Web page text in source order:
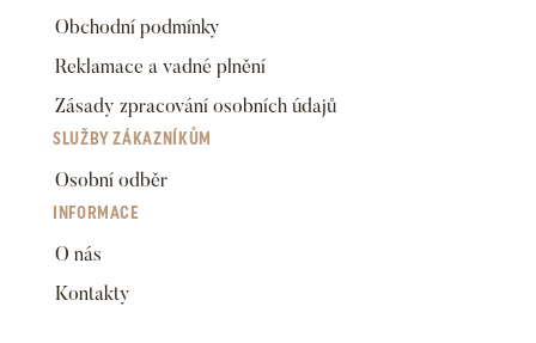
Obchodní podmínky
Reklamace a vadné plnění
Zásady zpracování osobních údajů
SLUŽBY ZÁKAZNÍKŮM
Osobní odběr
INFORMACE
O nás
Kontakty